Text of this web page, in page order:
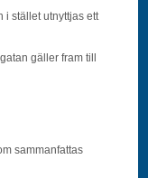
i stället utnyttjas ett
gäller fram till
sammanfattas